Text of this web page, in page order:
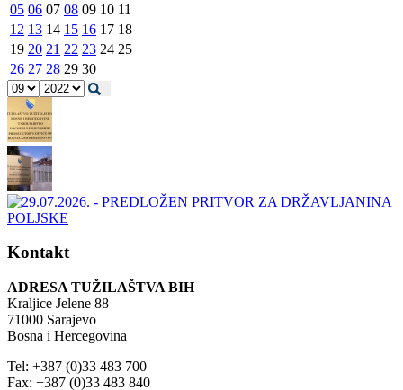
05 06 07 08 09 10 11
12 13 14 15 16 17 18
19 20 21 22 23 24 25
26 27 28 29 30
Kontakt
ADRESA TUŽILAŠTVA BIH
Kraljice Jelene 88
71000 Sarajevo
Bosna i Hercegovina
Tel: +387 (0)33 483 700
Fax: +387 (0)33 483 840